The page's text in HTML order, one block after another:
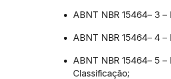
ABNT NBR 15464– 3 –
ABNT NBR 15464– 4
ABNT NBR 15464– 5
Classificação;